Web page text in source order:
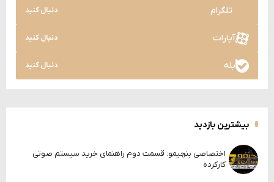
تلگرام دنبال کنید
آپارات دنبال کنید
بله دنبال کنید
بیشترین بازدید
اختصاصی بنچیمو: قسمت دوم راهنمای خرید سیستم صوتی
کارکرده